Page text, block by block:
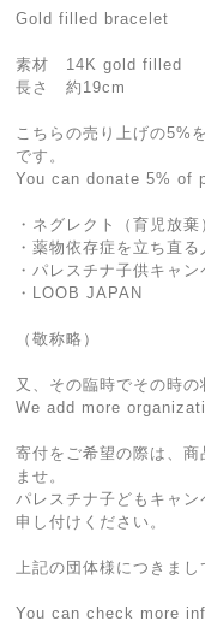
Gold filled bracelet
素材 14K gold filled
長さ 約19cm
こちらの売り上げの5%
です。
You can donate 5% of
・ネグレクト（育児放
・薬物依存症を立ち直る
・パレスチナ子供キャン
・LOOB JAPAN
（敬称略）
又、その臨時でその時の
We add more
寄付をご希望の際は、
ませ。
パレスチナ子どもキャ
申し付けください。
上記の団体様につきまし
You can check more